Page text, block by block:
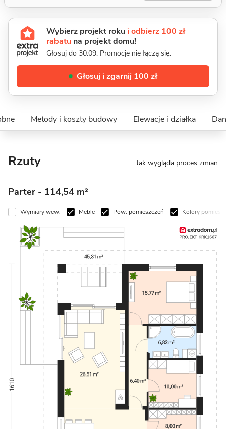
Wybierz projekt roku i odbierz 100 zł
rabatu na projekt domu!
Głosuj do 30.09. Promocje nie łączą się.
Głosuj i zgarnij 100 zł
Metody i koszty budowy Elewacje i działka
Rzuty Jak wygląda proces zmian
Parter - 114,54 m²
Wymiary wew. Meble Pow. pomieszczeń Kolory